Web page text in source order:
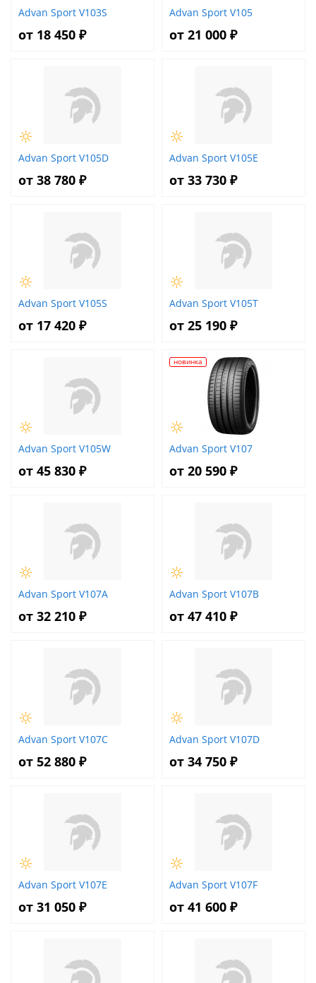
Advan Sport V103S
от 18 450 ₽
Advan Sport V105
от 21 000 ₽
Advan Sport V105D
от 38 780 ₽
Advan Sport V105E
от 33 730 ₽
Advan Sport V105S
от 17 420 ₽
Advan Sport V105T
от 25 190 ₽
Advan Sport V105W
от 45 830 ₽
новинка
Advan Sport V107
от 20 590 ₽
Advan Sport V107A
от 32 210 ₽
Advan Sport V107B
от 47 410 ₽
Advan Sport V107C
от 52 880 ₽
Advan Sport V107D
от 34 750 ₽
Advan Sport V107E
от 31 050 ₽
Advan Sport V107F
от 41 600 ₽